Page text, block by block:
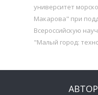
университет
Макарова" при
Всероссийскую
"Малый город: